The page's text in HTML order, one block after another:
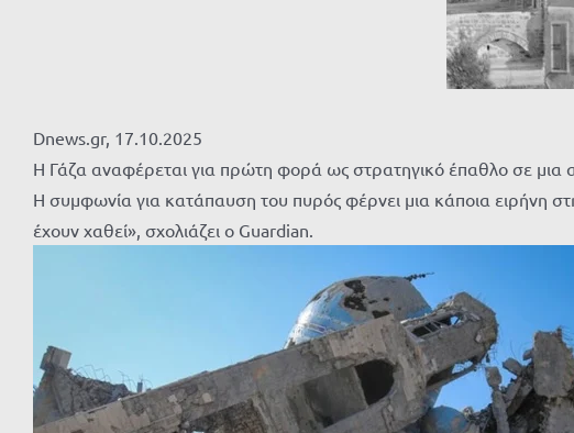
Dnews.gr, 17.10.2025
Η Γάζα αναφέρεται για πρώτη φορά ως στρατηγικό έπαθλο σε
Η συμφωνία για κατάπαυση του πυρός φέρνει μια κάποια ειρήνη
έχουν χαθεί», σχολιάζει ο Guardian.